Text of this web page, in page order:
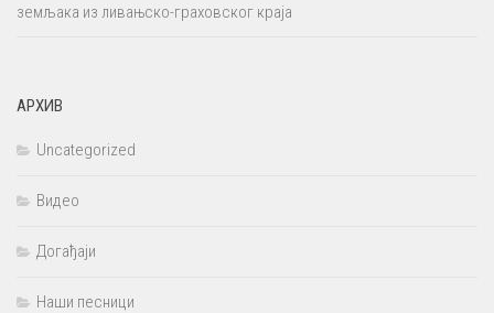
земљака из ливањско-граховског краја
АРХИВ
Uncategorized
Видео
Догађаји
Наши песници